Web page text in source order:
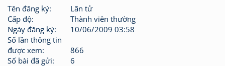
Tên đăng ký:
Lãn tử
Cấp độ:
Thành viên thường
Ngày đăng ký:
10/06/2009 03:58
Số lần thông tin
được xem:
866
Số bài đã gửi:
6